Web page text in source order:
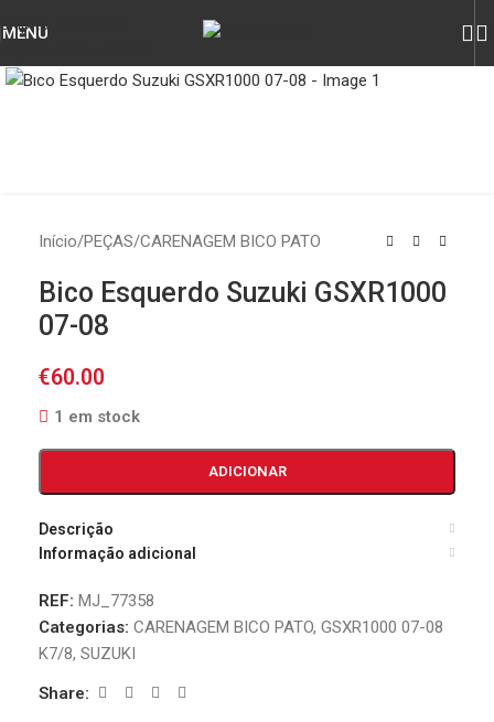
Skip to navigation
MENU
Início/PEÇAS/CARENAGEM BICO PATO
Bico Esquerdo Suzuki GSXR1000
07-08
€60.00
1 em stock
ADICIONAR
Descrição
Informação adicional
REF: MJ_77358
Categorias: CARENAGEM BICO PATO, GSXR1000 07-08
K7/8, SUZUKI
Share: